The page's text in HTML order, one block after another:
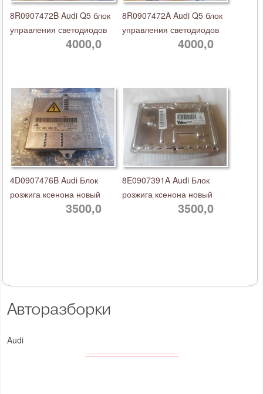
Авторазборки
Audi
8R0907472B Audi Q5 блок
управления светодиодов
4000,0
8R0907472A Audi Q5 блок
управления светодиодов
4000,0
4D0907476B Audi Блок
розжига ксенона новый
3500,0
8E0907391A Audi Блок
розжига ксенона новый
3500,0